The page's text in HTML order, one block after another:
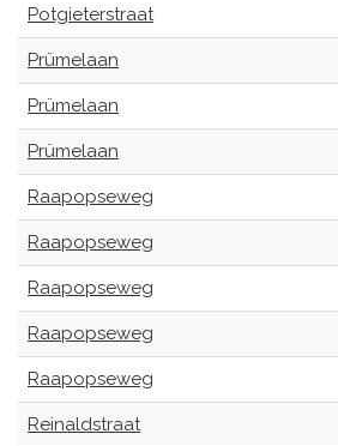
Potgieterstraat
Prümelaan
Prümelaan
Prümelaan
Raapopseweg
Raapopseweg
Raapopseweg
Raapopseweg
Raapopseweg
Reinaldstraat